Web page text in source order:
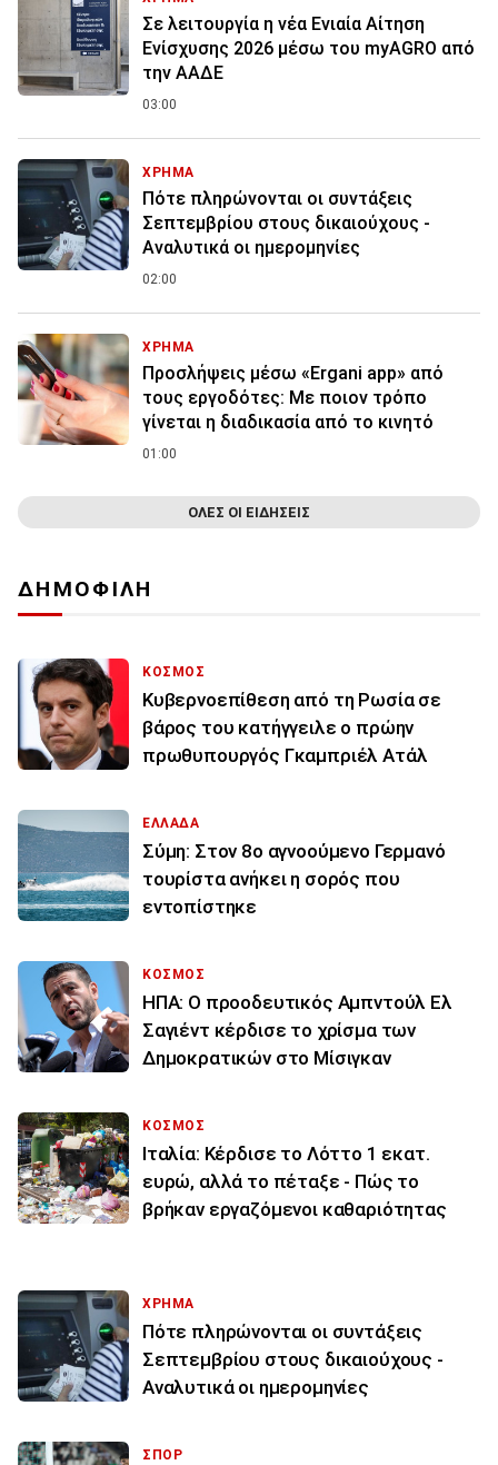
Σε λειτουργία η νέα Ενιαία Αίτηση
Ενίσχυσης 2026 μέσω του myAGRO από
την ΑΑΔΕ
03:00
ΧΡΗΜΑ
Πότε πληρώνονται οι συντάξεις
Σεπτεμβρίου στους δικαιούχους -
Αναλυτικά οι ημερομηνίες
02:00
ΧΡΗΜΑ
Προσλήψεις μέσω «Ergani app» από
τους εργοδότες: Με ποιον τρόπο
γίνεται η διαδικασία από το κινητό
01:00
ΟΛΕΣ ΟΙ ΕΙΔΗΣΕΙΣ
ΔΗΜΟΦΙΛΗ
ΚΟΣΜΟΣ
Κυβερνοεπίθεση από τη Ρωσία σε
βάρος του κατήγγειλε ο πρώην
πρωθυπουργός Γκαμπριέλ Ατάλ
ΕΛΛΑΔΑ
Σύμη: Στον 8ο αγνοούμενο Γερμανό
τουρίστα ανήκει η σορός που
εντοπίστηκε
ΚΟΣΜΟΣ
ΗΠΑ: Ο προοδευτικός Αμπντούλ Ελ
Σαγιέντ κέρδισε το χρίσμα των
Δημοκρατικών στο Μίσιγκαν
ΚΟΣΜΟΣ
Ιταλία: Κέρδισε το Λόττο 1 εκατ.
ευρώ, αλλά το πέταξε - Πώς το
βρήκαν εργαζόμενοι καθαριότητας
ΧΡΗΜΑ
Πότε πληρώνονται οι συντάξεις
Σεπτεμβρίου στους δικαιούχους -
Αναλυτικά οι ημερομηνίες
ΣΠΟΡ